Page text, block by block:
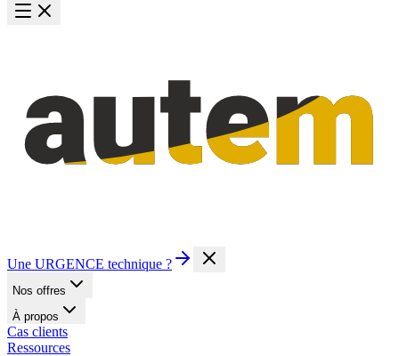
Une URGENCE technique ?
Nos offres
À propos
Cas clients
Ressources